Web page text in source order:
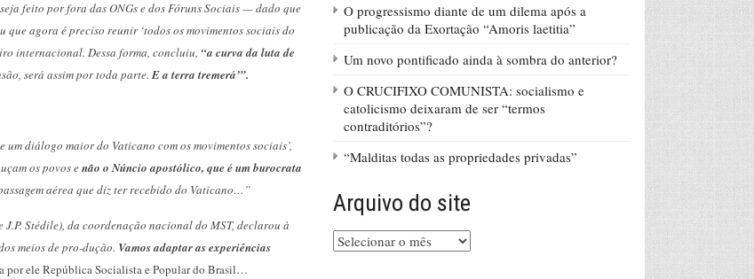
feito por fora das ONGs e dos Fóruns Sociais — dado que
agora é preciso reunir ‘todos os movimentos sociais do
internacional. Dessa forma, concluiu, “a curva da luta de
será assim por toda parte.E a terra tremerá’”.
um diálogo maior do Vaticano com os movimentos sociais’,
os povos enão o Núncio apostólico, que é um burocrata
aérea que diz ter recebido do Vaticano…”
Stédile), da coordenação nacional do MST, declarou à
meios de pro-dução. Vamos adaptar as experiências
por ele República Socialista e Popular do Brasil…
O progressismo diante de um dilema após a
publicação da Exortação “Amoris laetitia”
Um novo pontificado ainda à sombra do anterior?
O CRUCIFIXO COMUNISTA: socialismo e
catolicismo deixaram de ser “termos
contraditórios”?
“Malditas todas as propriedades privadas”
Arquivo do site
Arquivo
do